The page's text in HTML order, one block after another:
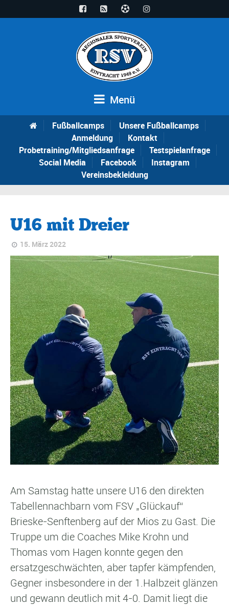
Menü
Fußballcamps
Unsere Fußballcamps
Anmeldung
Kontakt
Probetraining/Mitgliedsanfrage
Testspielanfrage
Social Media
Facebook
Instagram
Vereinsbekleidung
U16 mit Dreier
15. März 2022
Am Samstag hatte unsere U16 den direkten
Tabellennachbarn vom FSV „Glückauf“
Brieske-Senftenberg auf der Mios zu Gast. Die
Truppe um die Coaches Mike Krohn und
Thomas vom Hagen konnte gegen den
ersatzgeschwächten, aber tapfer kämpfenden,
Gegner insbesondere in der 1.Halbzeit glänzen
und gewann deutlich mit 4-0. Damit liegt die